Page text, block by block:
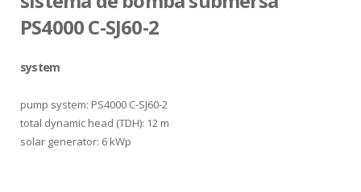
PS4000 C-SJ60-2
system
pump system: PS4000 C-SJ60-2
total dynamic head (TDH): 12 m
solar generator: 6 kWp